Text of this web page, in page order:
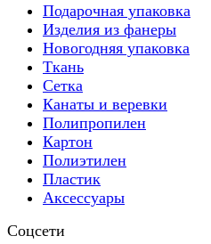
Подарочная упаковка
Изделия из фанеры
Новогодняя упаковка
Ткань
Сетка
Канаты и веревки
Полипропилен
Картон
Полиэтилен
Пластик
Аксессуары
Соцсети